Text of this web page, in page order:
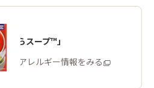
がらスープ™」
・アレルギー情報をみる